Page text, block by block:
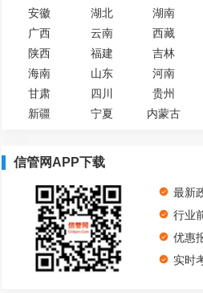
安徽
湖北 湖南
广西
云南 西藏
陕西
福建 吉林
海南
山东 河南
甘肃
四川 贵州
新疆
宁夏 内蒙古
信管网APP下载
最新
行业
优惠
实时